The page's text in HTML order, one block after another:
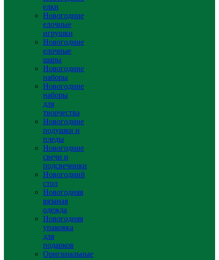
елки
Новогодние
елочные
игрушки
Новогодние
елочные
шары
Новогодние
наборы
Новогодние
наборы
для
творчества
Новогодние
подушки и
пледы
Новогодние
свечи и
подсвечники
Новогодний
стол
Новогодняя
вязаная
одежда
Новогодняя
упаковка
для
подарков
Оригинальные